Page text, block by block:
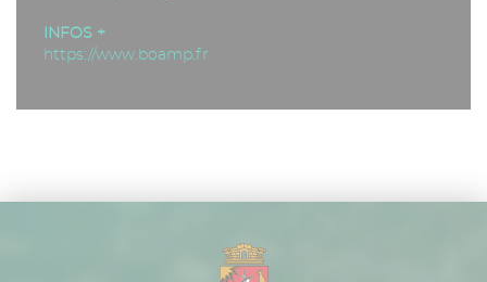
INFOS +
https://www.boamp.fr